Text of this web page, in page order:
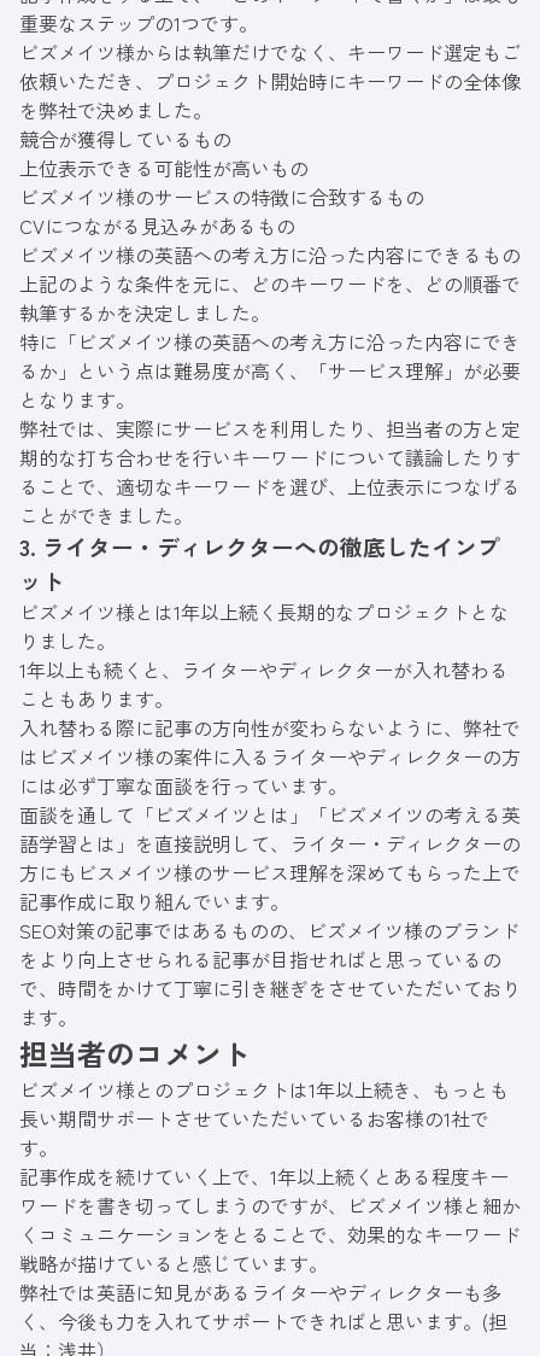
重要なステップの1つです。
ビズメイツ様からは執筆だけでなく、キーワード選定もご
依頼いただき、プロジェクト開始時にキーワードの全体像
を弊社で決めました。
競合が獲得しているもの
上位表示できる可能性が高いもの
ビズメイツ様のサービスの特徴に合致するもの
CVにつながる見込みがあるもの
ビズメイツ様の英語への考え方に沿った内容にできるもの
上記のような条件を元に、どのキーワードを、どの順番で
執筆するかを決定しました。
特に「ビズメイツ様の英語への考え方に沿った内容にでき
るか」という点は難易度が高く、「サービス理解」が必要
となります。
弊社では、実際にサービスを利用したり、担当者の方と定
期的な打ち合わせを行いキーワードについて議論したりす
ることで、適切なキーワードを選び、上位表示につなげる
ことができました。
3. ライター・ディレクターへの徹底したインプ
ット
ビズメイツ様とは1年以上続く長期的なプロジェクトとな
りました。
1年以上も続くと、ライターやディレクターが入れ替わる
こともあります。
入れ替わる際に記事の方向性が変わらないように、弊社で
はビズメイツ様の案件に入るライターやディレクターの方
には必ず丁寧な面談を行っています。
面談を通して「ビズメイツとは」「ビズメイツの考える英
語学習とは」を直接説明して、ライター・ディレクターの
方にもビスメイツ様のサービス理解を深めてもらった上で
記事作成に取り組んでいます。
SEO対策の記事ではあるものの、ビズメイツ様のブランド
をより向上させられる記事が目指せればと思っているの
で、時間をかけて丁寧に引き継ぎをさせていただいており
ます。
担当者のコメント
ビズメイツ様とのプロジェクトは1年以上続き、もっとも
長い期間サポートさせていただいているお客様の1社で
す。
記事作成を続けていく上で、1年以上続くとある程度キー
ワードを書き切ってしまうのですが、ビズメイツ様と細か
くコミュニケーションをとることで、効果的なキーワード
戦略が描けていると感じています。
弊社では英語に知見があるライターやディレクターも多
く、今後も力を入れてサポートできればと思います。(担
当：浅井）